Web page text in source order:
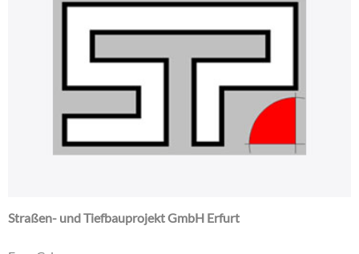
Straßen- und Tiefbauprojekt GmbH Erfurt